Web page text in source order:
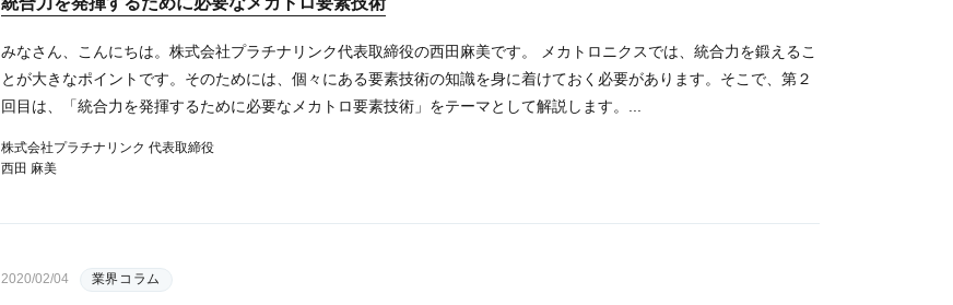
みなさん、こんにちは。株式会社プラチナリンク代表取締役の西田麻美です。 メカトロニクスでは、統合力を鍛えるこ
とが大きなポイントです。そのためには、個々にある要素技術の知識を身に着けておく必要があります。そこで、第２
回目は、「統合力を発揮するために必要なメカトロ要素技術」をテーマとして解説します。...
株式会社プラチナリンク 代表取締役
西田 麻美
2020/02/04 業界コラム